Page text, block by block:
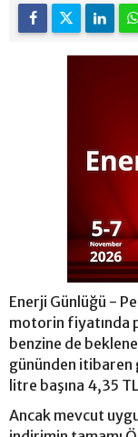
Enerji Günlüğü -
motorin fiyatında
benzine de
gününden itibaren
litre başına 4,35
Ancak mevcut